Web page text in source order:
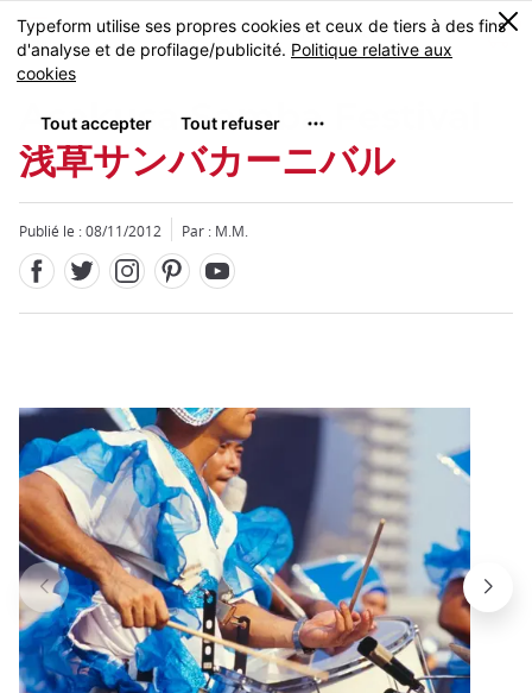
Skip
to
main
MENU
0
Asakusa Samba Festival
浅草サンバカーニバル
Publié le : 08/11/2012 Par : M.M.
Fermer